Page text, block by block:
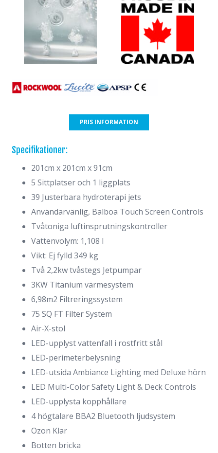
PRIS INFORMATION
Specifikationer:
201cm x 201cm x 91cm
5 Sittplatser och 1 liggplats
39 Justerbara hydroterapi jets
Användarvänlig, Balboa Touch Screen Controls
Tvåtoniga luftinsprutningskontroller
Vattenvolym: 1,108 l
Vikt: Ej fylld 349 kg
Två 2,2kw tvåstegs Jetpumpar
3KW Titanium värmesystem
6,98m2 Filtreringssystem
75 SQ FT Filter System
Air-X-stol
LED-upplyst vattenfall i rostfritt stål
LED-perimeterbelysning
LED-utsida Ambiance Lighting med Deluxe hörn
LED Multi-Color Safety Light & Deck Controls
LED-upplysta kopphållare
4 högtalare BBA2 Bluetooth ljudsystem
Ozon Klar
Botten bricka